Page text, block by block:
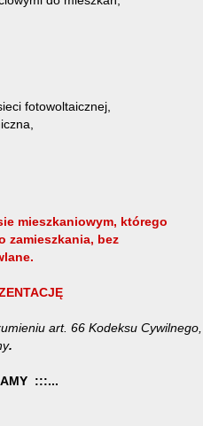
fotowoltaicznej,
mieszkaniowym, którego
zamieszkania, bez
art. 66 Kodeksu Cywilnego,
.
:::...